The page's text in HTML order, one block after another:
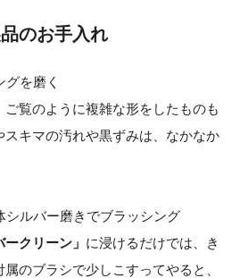
のお手入れ
覧のように複雑な形をしたものも
スキマの汚れや黒ずみは、なかなか
ークリーン」 に浸けるだけでは、き
のブラシで少しこすってやると、